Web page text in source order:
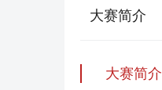
大赛简介
大赛简介